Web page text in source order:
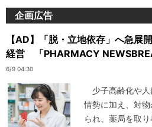
企画広告
【AD】「脱・立地依存」へ急
経営 「PHARMACY
6/9 04:30
少子高齢化や人
情勢に加え、対
られ、薬局を取